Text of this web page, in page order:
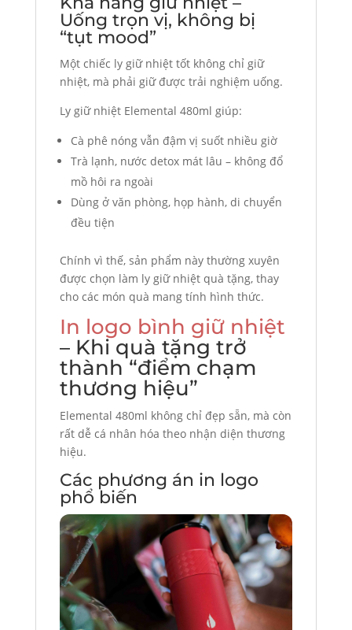
Uống trọn vị, không bị
“tụt mood”
Một chiếc ly giữ nhiệt tốt không chỉ giữ
nhiệt, mà phải giữ được trải nghiệm uống.
Ly giữ nhiệt Elemental 480ml giúp:
Cà phê nóng vẫn đậm vị suốt nhiều giờ
Trà lạnh, nước detox mát lâu – không đổ
mồ hôi ra ngoài
Dùng ở văn phòng, họp hành, di chuyển
đều tiện
Chính vì thế, sản phẩm này thường xuyên
được chọn làm ly giữ nhiệt quà tặng, thay
cho các món quà mang tính hình thức.
In logo bình giữ nhiệt
– Khi quà tặng trở
thành “điểm chạm
thương hiệu”
Elemental 480ml không chỉ đẹp sẵn, mà còn
rất dễ cá nhân hóa theo nhận diện thương
hiệu.
Các phương án in logo
phổ biến